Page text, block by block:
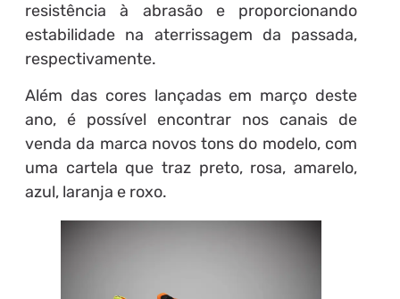
resistência à abrasão e proporcionando
estabilidade na aterrissagem da passada,
respectivamente.
Além das cores lançadas em março deste
ano, é possível encontrar nos canais de
venda da marca novos tons do modelo, com
uma cartela que traz preto, rosa, amarelo,
azul, laranja e roxo.